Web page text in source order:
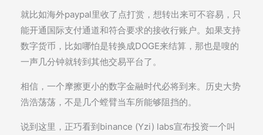
就比如海外paypal里收了点打赏，想转出来可不容易，只
能开通国际支付通道和符合要求的接收行账户。如果支持
数字货币，比如哪怕是转换成DOGE来结算，那也是嗖的
一声几分钟就转到其他交易平台了。
相信，一个摩擦更小的数字金融时代必将到来。历史大势
浩浩荡荡，不是几个螳臂当车所能够阻挡的。
说到这里，正巧看到binance (Yzi) labs宣布投资一个叫